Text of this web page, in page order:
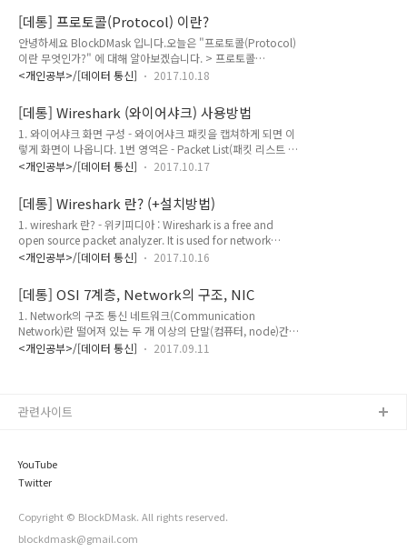
소와 겹치지 않..
(Application Layer) 표현 계층(Presentation Layer) 세션 계
층(Session Layer) 전송 계층(Transport Layer) 네트워크 계층
(Network Layer) 데이터 링크 계층(Data Link Layer) 물리계층
(Physical Layer) TCP/IP 4계층의 구조 응용 계층
(Application Layer) 전송 계층 (Transport Layer) 인터넷 계
[데통] 프로토콜(Protocol) 이란?
안녕하세요 BlockDMask 입니다.오늘은 "프로토콜(Protocol)
이란 무엇인가?" 에 대해 알아보겠습니다. > 프로토콜
(Protocol)이란?정의 - 통신 프로토콜 또는 통신 규약은 컴퓨터
의 체계이다. 통신 프로토콜은 신호 체계, 인증, 그리고 오류 감
지 및 수정기능을 포함할 수 있다. (위키백과) - 통신 프로토콜은
통신(데이터를 주고 받는) 상호간에 미리 약속된 규칙, 규약입니
다. - 송신자와 수신자 사이에 "데이터 구조는 이런식으로하고",
"그건 이런의미이고", "속도는 어느정도로 보내고" 그런식으로
기업에 내 이력서를 보낸다고 할때 메모장에 그냥 줄 글로 한자
..
<개인공부>/[데이터 통신] 2017.10.18
[데통] Wireshark (와이어샤크) 사용방법
1. 와이어샤크 화면 구성 - 와이어샤크 패킷을 캡쳐하게 되면 이
렇게 화면이 나옵니다. 1번 영역은 - Packet List(패킷 리스트 영
역) 입니다. : No - 패킷의 일련 번호를 표시합니다. (패킷 숫자를
냅니다. : Source - 패킷의 출발지 주소 : Destination - 패킷의
목적지 주소 : Protocol - 프로토콜의 이름 : Length - 패킷의 길
이(크기)를 bytes로 나타내줍니다. : Info - 와이어샤크가 스스로
분석하여 packet에서 가장 중요한 정보를 판단해서 보여줍니
다.2번 영역은 - Packet Details(패킷 상세 영역) 입니다. :
<개인공부>/[데이터 통신] 2017.10.17
[데통] Wireshark 란? (+설치방법)
1. wireshark 란? - 위키피디아 : Wireshark is a free and
open source packet analyzer. It is used for network
troubleshooting, analysis, software and
education. - 와이어샤크는 network상의 packet을 분석해서
보여주는 무료 오픈 툴(tool)입니다. - packet을 분석하는 일은
wireshark가 하지만, packet을 포착(capture)하는 기능은 다
른 도구(libpcap, WinPcap driver)가 진행 합니다. : 패킷 캡쳐
드라이버(WinPcap - 윈도우용, libpcap - 유닉스/리눅스용)
<개인공부>/[데이터 통신] 2017.10.16
[데통] OSI 7계층, Network의 구조, NIC
1. Network의 구조 통신 네트워크(Communication
Network)란 떨어져 있는 두 개 이상의 단말(컴퓨터, node)간에
통신(데이터의 주고받음)을 위하여 연결해 주는 장비(Link)와 연
최종장비(End node, Station)과 중계장비(Interconnecting
<개인공부>/[데이터 통신] 2017.09.11
YouTube
Twitter
Copyright © BlockDMask. All rights reserved.
blockdmask@gmail.com
관련사이트